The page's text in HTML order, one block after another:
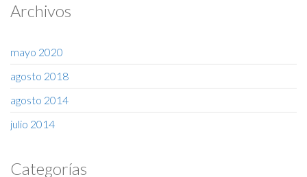
Archivos
mayo 2020
agosto 2018
agosto 2014
julio 2014
Categorías